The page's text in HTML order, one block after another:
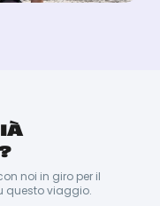
Santos ama
amici in nuove
in Repubblica
della
gli viene meglio
catturare
noi in giro per il
questo viaggio.